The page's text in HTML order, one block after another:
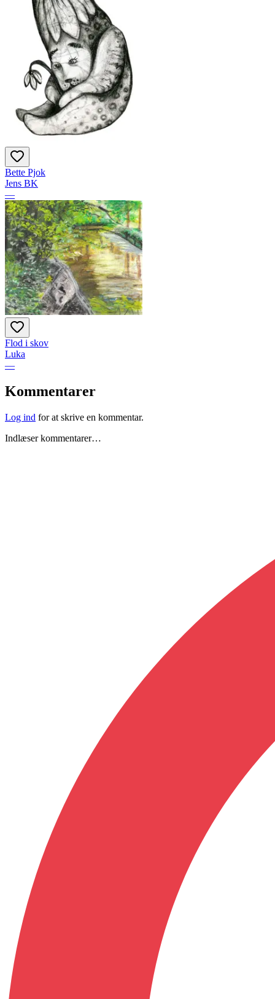
Bette Pjok
Jens BK
—
Flod i skov
Luka
—
Kommentarer
Log ind for at skrive en kommentar.
Indlæser kommentarer…